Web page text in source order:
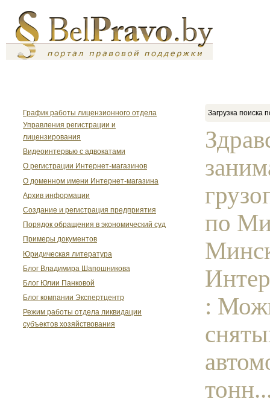
График работы лицензионного отдела
Управления регистрации и
лицензирования
Видеоинтервью с адвокатами
О регистрации Интернет-магазинов
О доменном имени Интернет-магазина
Архив информации
Создание и регистрация предприятия
Порядок обращения в экономический суд
Примеры документов
Юридическая литература
Блог Владимира Шапошникова
Блог Юлии Панковой
Блог компании Экспертцентр
Режим работы отдела ликвидации
субъектов хозяйствования
Загрузка поиска
по
: